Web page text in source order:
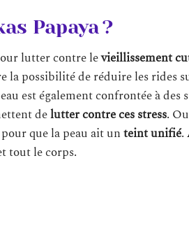
Papaya ?
lutter contre levieillissement
la possibilité de réduire les rides
est également confrontée à des
delutter contre ces stress.
pour que la peau ait unteint unifié.
tout le corps.